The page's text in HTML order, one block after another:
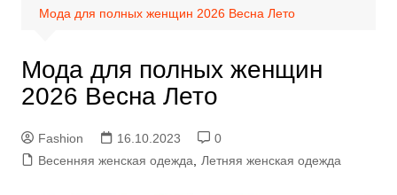
Мода для полных женщин 2026 Весна Лето
Мода для полных женщин
2026 Весна Лето
Fashion 16.10.2023
0
Весенняя женская одежда
Летняя женская одежда